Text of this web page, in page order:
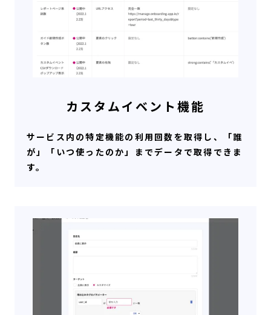
カスタムイベント機能
サービス内の特定機能の利用回数を取得し、「誰
が」「いつ使ったのか」までデータで取得できま
す。